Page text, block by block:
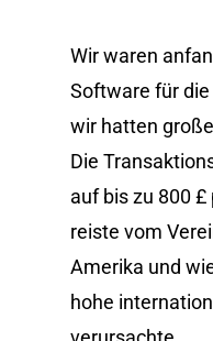
Wir waren
Software für
wir hatten
Die
auf bis zu 800
reiste vom
Amerika und
hohe